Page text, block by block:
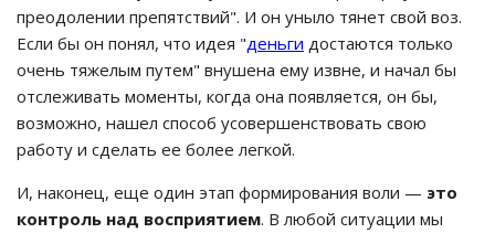
преодолении препятствий". И он уныло тянет свой воз.
Если бы он понял, что идея "деньги достаются только
очень тяжелым путем" внушена ему извне, и начал бы
отслеживать моменты, когда она появляется, он бы,
возможно, нашел способ усовершенствовать свою
работу и сделать ее более легкой.
И, наконец, еще один этап формирования воли — это
контроль над восприятием. В любой ситуации мы